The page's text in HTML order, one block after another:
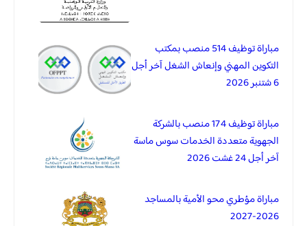
مباراة توظيف 514 منصب بمكتب
التكوين المهني وإنعاش الشغل آخر أجل
6 شتنبر 2026
مباراة توظيف 174 منصب بالشركة
الجهوية متعددة الخدمات سوس ماسة
آخر أجل 24 غشت 2026
مباراة مؤطري محو الأمية بالمساجد
2026-2027